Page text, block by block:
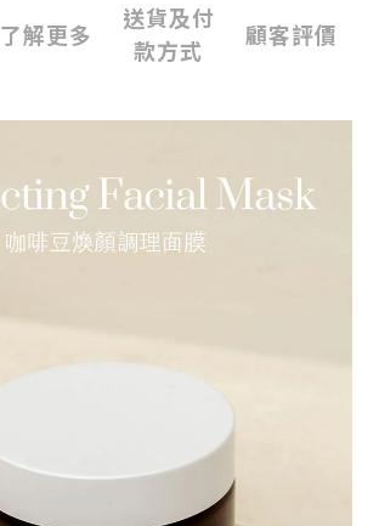
了解更多
送貨及付
款方式
顧客評價